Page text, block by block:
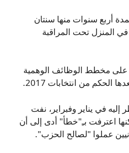
أربع سنوات منها سنتان
المنزل تحت المراقبة
على مخطط الوظائف الوهمية
الحكم من انتخابات 2017.
إليه في يناير وفبراير، نفت
اعترفت بـِ"خطأ" أدى إلى أن
عملوا "لصالح الحزب".